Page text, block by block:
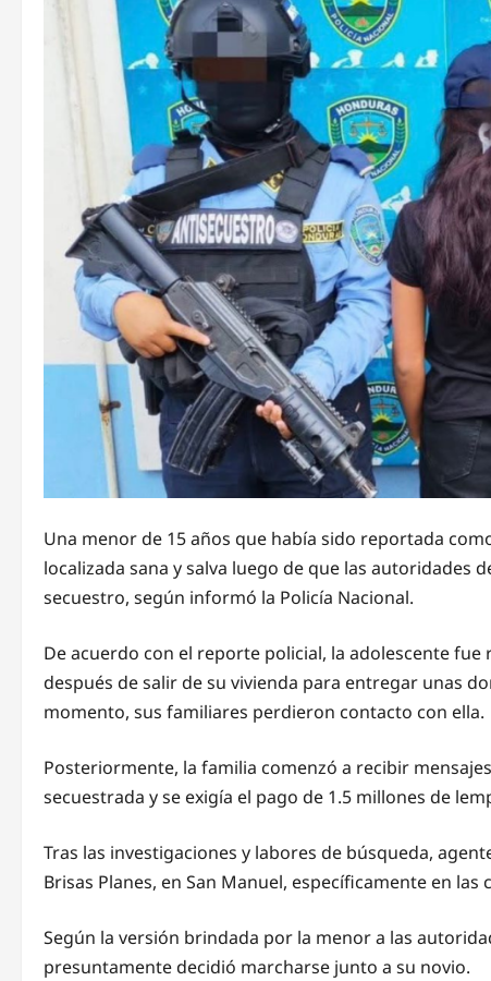
Una menor de 15 años que había sido reportada
localizada sana y salva luego de que las
secuestro, según informó la Policía Nacional.
De acuerdo con el reporte policial, la adolescente
después de salir de su vivienda para entregar unas
momento, sus familiares perdieron contacto con ella.
Posteriormente, la familia comenzó a recibir
secuestrada y se exigía el pago de 1.5 millones de
Tras las investigaciones y labores de búsqueda,
Brisas Planes, en San Manuel, específicamente en
Según la versión brindada por la menor a las
presuntamente decidió marcharse junto a su novio.